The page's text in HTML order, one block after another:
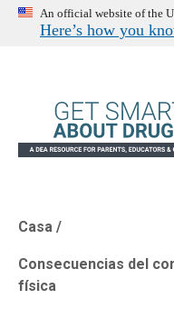
An official website of the
Here’s how you
Casa
Consecuencias del
física